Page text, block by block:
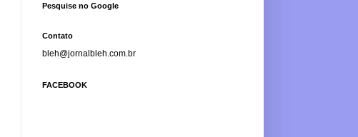
Pesquise no Google
Contato
bleh@jornalbleh.com.br
FACEBOOK